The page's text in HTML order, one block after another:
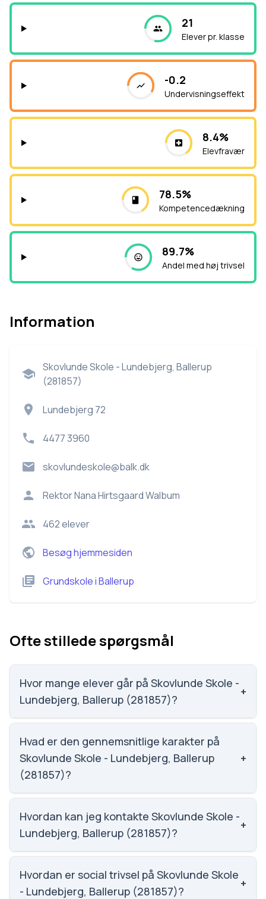
21
Elever pr. klasse
-0.2
Undervisningseffekt
8.4%
Elevfravær
78.5%
Kompetencedækning
89.7%
Andel med høj trivsel
Information
Skovlunde Skole - Lundebjerg, Ballerup
(281857)
Lundebjerg 72
4477 3960
skovlundeskole@balk.dk
RektorNana Hirtsgaard Walbum
462elever
Besøg hjemmesiden
GrundskoleiBallerup
Ofte stillede spørgsmål
Hvor mange elever går på Skovlunde Skole -
Lundebjerg, Ballerup (281857)?
+
Skovlunde Skole - Lundebjerg, Ballerup (281857) har
462 elever, hvilket gør den til nummer 605 ud af 3143
skoler.
Hvad er den gennemsnitlige karakter på
Skovlunde Skole - Lundebjerg, Ballerup
(281857)?
+
Karaktergennemsnittet på Skovlunde Skole -
Lundebjerg, Ballerup (281857) er 7.4, nummer 691 ud
af 3143 skoler.
Hvordan kan jeg kontakte Skovlunde Skole -
Lundebjerg, Ballerup (281857)?
+
Email: skovlundeskole@balk.dk. Telefon: 4477 3960.
Adresse: Lundebjerg 72. Skoleleder: Nana
Hirtsgaard Walbum.
Hvordan er social trivsel på Skovlunde Skole
- Lundebjerg, Ballerup (281857)?
+